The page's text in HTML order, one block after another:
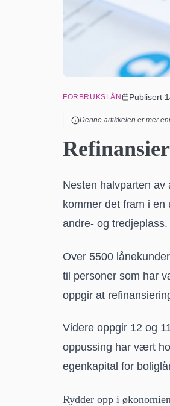
FORBRUKSLÅN Publisert
Denne artikkelen er mer
Nesten halvparten av
kommer det fram i
andre- og tredjeplass.
Over 5500
til personer som har
oppgir at
Videre oppgir 12 og
oppussing har vært
egenkapital for
Rydder opp i økonomien